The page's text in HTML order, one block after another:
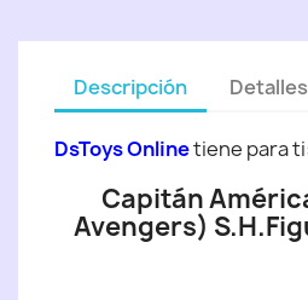
Descripción Detalles
DsToys Onlinetiene para
Capitán
Avengers)